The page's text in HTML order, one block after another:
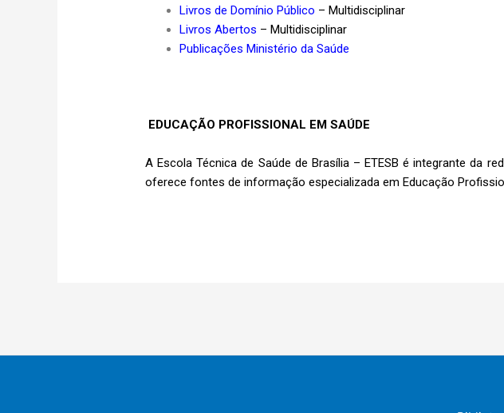
Livros de Domínio Público – Multidisciplinar
Livros Abertos – Multidisciplinar
Publicações Ministério da Saúde
EDUCAÇÃO PROFISSIONAL EM SAÚDE
A Escola Técnica de Saúde de Brasília – ETESB é integrante da
oferece fontes de informação especializada em Educação